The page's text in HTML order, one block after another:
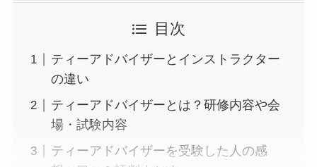
目次
ティーアドバイザーとインストラクター
の違い
ティーアドバイザーとは？研修内容や会
場・試験内容
ティーアドバイザーを受験した人の感